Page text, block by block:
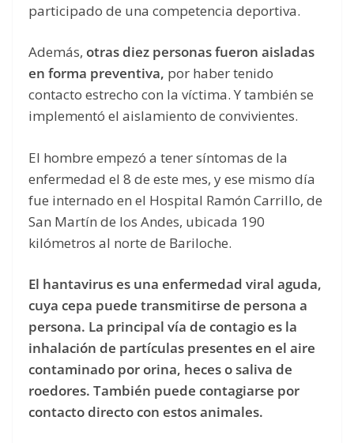
participado de una competencia deportiva.
Además, otras diez personas fueron aisladas
en forma preventiva, por haber tenido
contacto estrecho con la víctima. Y también se
implementó el aislamiento de convivientes.
El hombre empezó a tener síntomas de la
enfermedad el 8 de este mes, y ese mismo día
fue internado en el Hospital Ramón Carrillo, de
San Martín de los Andes, ubicada 190
kilómetros al norte de Bariloche.
El hantavirus es una enfermedad viral aguda,
cuya cepa puede transmitirse de persona a
persona. La principal vía de contagio es la
inhalación de partículas presentes en el aire
contaminado por orina, heces o saliva de
roedores. También puede contagiarse por
contacto directo con estos animales.